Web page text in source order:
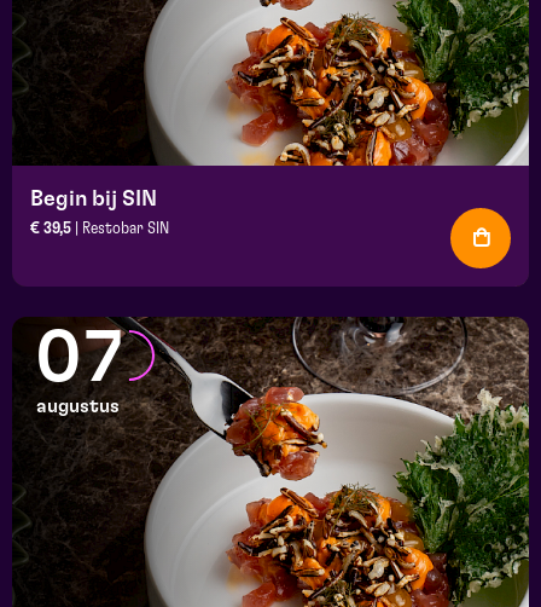
Begin bij SIN
€ 39,5 | Restobar SIN
07
augustus